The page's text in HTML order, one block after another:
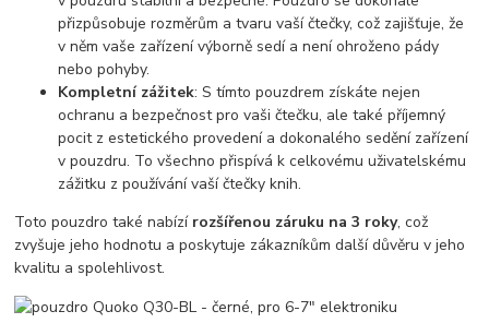
přizpůsobuje rozměrům a tvaru vaší čtečky, což zajišťuje, že
v něm vaše zařízení výborně sedí a není ohroženo pády
nebo pohyby.
Kompletní zážitek: S tímto pouzdrem získáte nejen
ochranu a bezpečnost pro vaši čtečku, ale také příjemný
pocit z estetického provedení a dokonalého sedění zařízení
v pouzdru. To všechno přispívá k celkovému uživatelskému
zážitku z používání vaší čtečky knih.
Toto pouzdro také nabízí rozšířenou záruku na 3 roky, což
zvyšuje jeho hodnotu a poskytuje zákazníkům další důvěru v jeho
kvalitu a spolehlivost.